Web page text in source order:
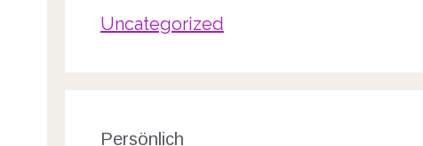
Uncategorized
Persönlich